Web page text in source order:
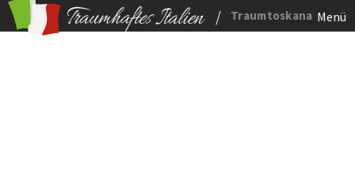
/ Traumtoskana Menü